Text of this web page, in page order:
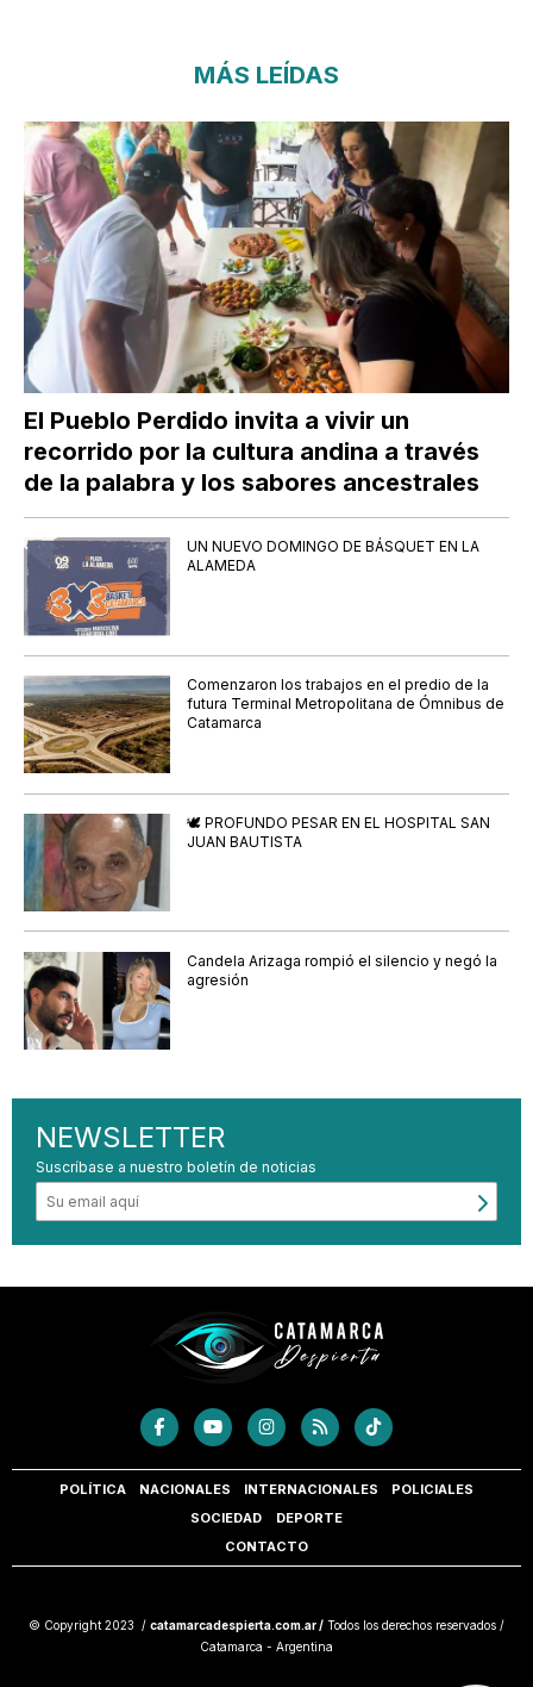
MÁS LEÍDAS
El Pueblo Perdido invita a vivir un
recorrido por la cultura andina a través
de la palabra y los sabores ancestrales
UN NUEVO DOMINGO DE BÁSQUET EN LA
ALAMEDA
Comenzaron los trabajos en el predio de la
futura Terminal Metropolitana de Ómnibus de
Catamarca
🕊️ PROFUNDO PESAR EN EL HOSPITAL SAN
JUAN BAUTISTA
Candela Arizaga rompió el silencio y negó la
agresión
NEWSLETTER
Suscríbase a nuestro boletín de noticias
POLÍTICA NACIONALES INTERNACIONALES
POLICIALES
SOCIEDAD
DEPORTE
CONTACTO
© Copyright 2023 / catamarcadespierta.com.ar / Todos los derechos reservados /
Catamarca - Argentina